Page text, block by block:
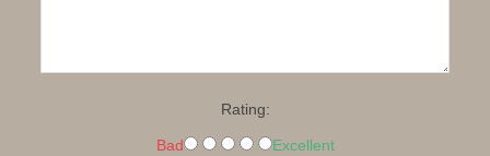
Rating:
Bad Excellent